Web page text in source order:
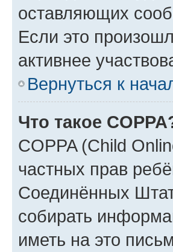
оставляющих
Если это
активнее
Вернуться к
Что такое
COPPA (Child
частных прав
Соединённых
собирать
иметь на это